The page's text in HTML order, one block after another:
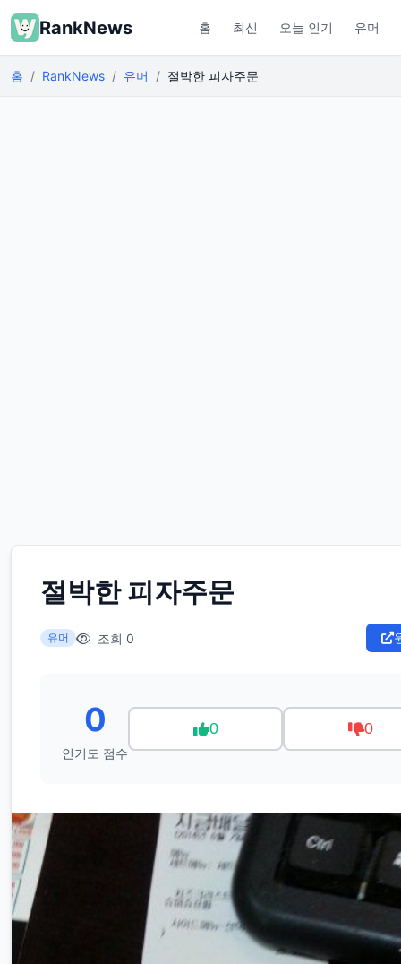
RankNews 홈 최신 오늘 인기 유머
홈 RankNews 유머 절박한 피자주문
절박한 피자주문
유머 조회 0
0
인기도 점수
0 0